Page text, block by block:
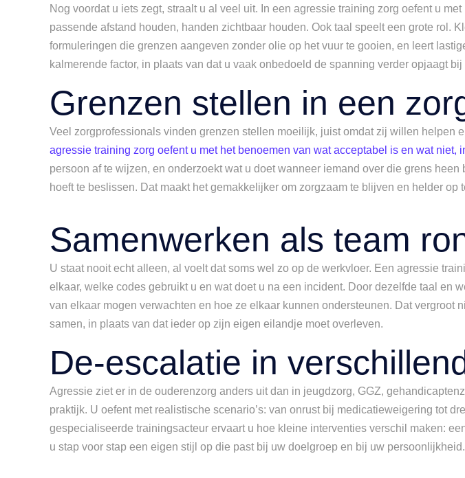
Nog voordat u iets zegt, straalt u al veel uit. In een agressie training zorg oefent u
passende afstand houden, handen zichtbaar houden. Ook taal speelt een grote
formuleringen die grenzen aangeven zonder olie op het vuur te gooien, en leert
kalmerende factor, in plaats van dat u vaak onbedoeld de spanning verder opjaagt bij
Grenzen stellen in een
Veel zorgprofessionals vinden grenzen stellen moeilijk, juist omdat zij willen helpen
agressie training zorg oefent u met het benoemen van wat acceptabel is en wat niet,
persoon af te wijzen, en onderzoekt wat u doet wanneer iemand over die grens
hoeft te beslissen. Dat maakt het gemakkelijker om zorgzaam te blijven en helder op
Samenwerken als team
U staat nooit echt alleen, al voelt dat soms wel zo op de werkvloer. Een agressie
elkaar, welke codes gebruikt u en wat doet u na een incident. Door dezelfde taal en
van elkaar mogen verwachten en hoe ze elkaar kunnen ondersteunen. Dat
samen, in plaats van dat ieder op zijn eigen eilandje moet overleven.
De-escalatie in
Agressie ziet er in de ouderenzorg anders uit dan in jeugdzorg, GGZ,
praktijk. U oefent met realistische scenario’s: van onrust bij medicatieweigering tot
gespecialiseerde trainingsacteur ervaart u hoe kleine interventies verschil maken:
u stap voor stap een eigen stijl op die past bij uw doelgroep en bij uw persoonlijkheid.